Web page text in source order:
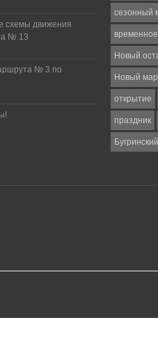
схемы движения
№ 13
№ 3 по
сезонный
Новый
Новый
открытие
праздник